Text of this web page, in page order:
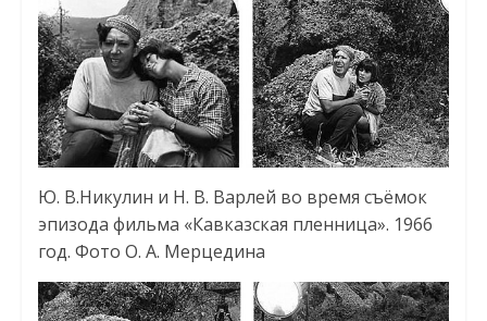
Ю. В.Никулин и Н. В. Варлей во время съёмок
эпизода фильма «Кавказская пленница». 1966
год. Фото О. А. Мерцедина